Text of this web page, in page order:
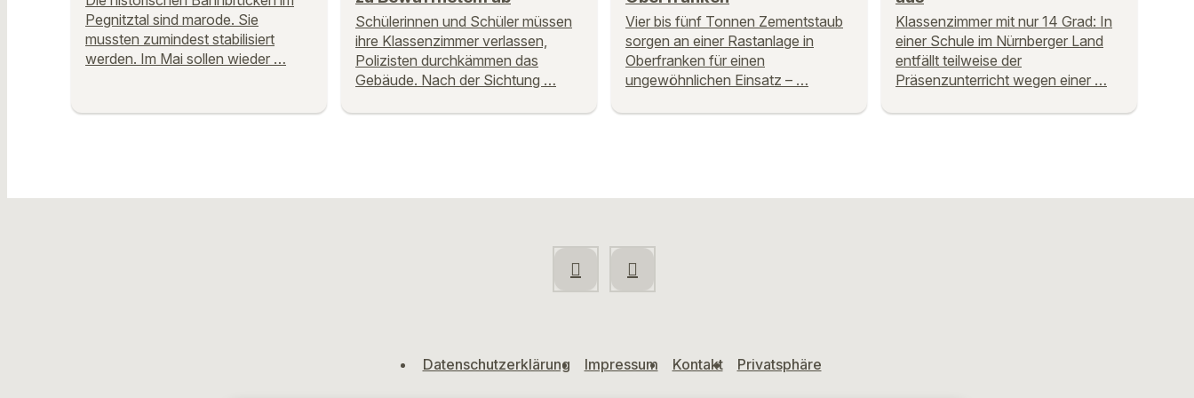
Pegnitztal sind marode. Sie
mussten zumindest stabilisiert
werden. Im Mai sollen wieder …
Schülerinnen und Schüler müssen
ihre Klassenzimmer verlassen,
Polizisten durchkämmen das
Gebäude. Nach der Sichtung …
Vier bis fünf Tonnen Zementstaub
sorgen an einer Rastanlage in
Oberfranken für einen
ungewöhnlichen Einsatz – …
Klassenzimmer mit nur 14 Grad: In
einer Schule im Nürnberger Land
entfällt teilweise der
Präsenzunterricht wegen einer …
Datenschutzerklärung Impressum Kontakt Privatsphäre